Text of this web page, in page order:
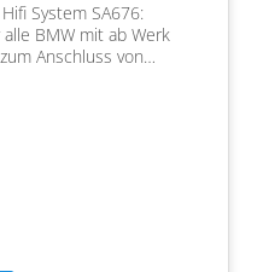
System SA676:
BMW mit ab Werk
Anschluss von